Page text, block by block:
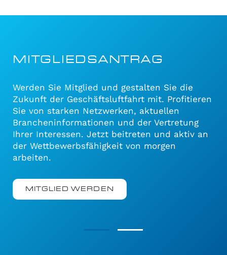
MITGLIEDSANTRAG
Werden Sie Mitglied und gestalten Sie die
Zukunft der Geschäftsluftfahrt mit. Profitieren
Sie von starken Netzwerken, aktuellen
Brancheninformationen und der Vertretung
Ihrer Interessen. Jetzt beitreten und aktiv an
der Wettbewerbsfähigkeit von morgen
arbeiten.
MITGLIED WERDEN